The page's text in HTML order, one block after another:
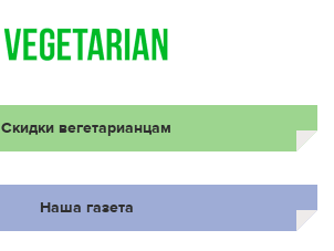
Скидки вегетарианцам
Наша газета